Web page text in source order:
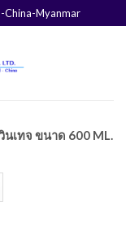
China-Myanmar
นเทจ ขนาด 600 ML.